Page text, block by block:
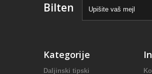
Bilten
Kategorije
Daljinski tipski